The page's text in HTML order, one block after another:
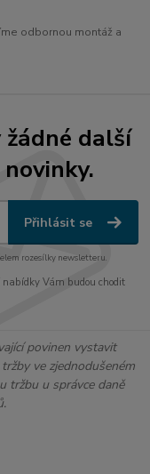
odbornou montáž a
další
Přihlásit se
rozesílky newsletteru.
nabídky Vám budou chodit
povinen vystavit
ve zjednodušeném
tržbu u správce daně